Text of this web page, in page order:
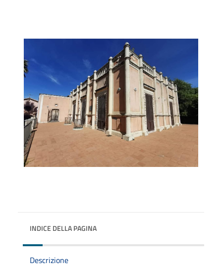
INDICE DELLA PAGINA
Descrizione